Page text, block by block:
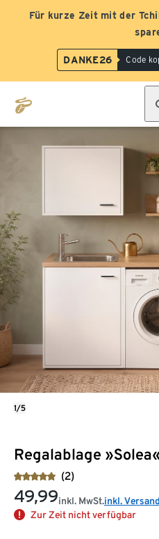
Für kurze Zeit mit der
DANKE26 Code
Regalablage
(2)
49,99inkl. MwSt.inkl.
Zur Zeit nicht verfügbar
1/5